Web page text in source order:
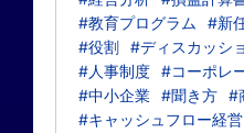
#教育プログラム
#新
#役割 #ディスカッシ
#人事制度 #コーポレ
#中小企業 #聞き方 #
#キャッシュフロー経営